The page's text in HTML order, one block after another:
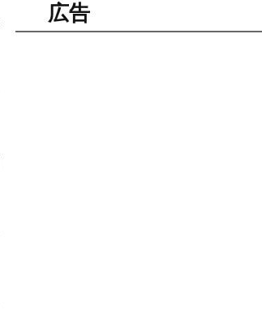
広告